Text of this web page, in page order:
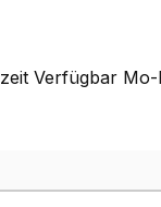
Verfügbar